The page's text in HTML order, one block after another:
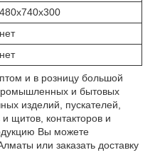
480х740х300
нет
нет
и в розницу большой
и бытовых
изделий, пускателей,
щитов, контакторов и
Вы можете
или заказать доставку